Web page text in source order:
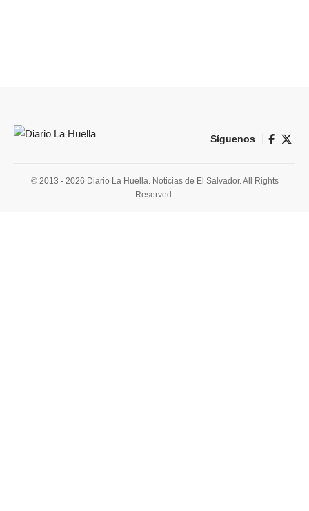
Síguenos
© 2013 - 2026 Diario La Huella. Noticias de El Salvador. All Rights
Reserved.